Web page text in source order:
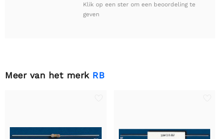
Klik op een ster om een beoordeling te
geven
Meer van het merk RB